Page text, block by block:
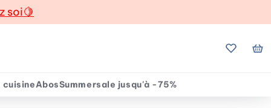
soi🍋
Mes
cuisineAbosSummersale jusqu'à -75%